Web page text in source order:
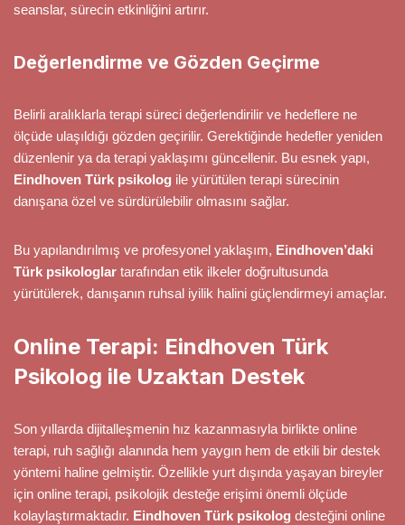
seanslar, sürecin etkinliğini artırır.
Değerlendirme ve Gözden Geçirme
Belirli aralıklarla terapi süreci değerlendirilir ve hedeflere ne
ölçüde ulaşıldığı gözden geçirilir. Gerektiğinde hedefler yeniden
düzenlenir ya da terapi yaklaşımı güncellenir. Bu esnek yapı,
Eindhoven Türk psikolog ile yürütülen terapi sürecinin
danışana özel ve sürdürülebilir olmasını sağlar.
Bu yapılandırılmış ve profesyonel yaklaşım, Eindhoven’daki
Türk psikologlar tarafından etik ilkeler doğrultusunda
yürütülerek, danışanın ruhsal iyilik halini güçlendirmeyi amaçlar.
Online Terapi: Eindhoven Türk
Psikolog ile Uzaktan Destek
Son yıllarda dijitalleşmenin hız kazanmasıyla birlikte online
terapi, ruh sağlığı alanında hem yaygın hem de etkili bir destek
yöntemi haline gelmiştir. Özellikle yurt dışında yaşayan bireyler
için online terapi, psikolojik desteğe erişimi önemli ölçüde
kolaylaştırmaktadır. Eindhoven Türk psikolog desteğini online